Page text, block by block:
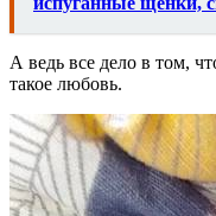
А ведь все дело в том,
такое любовь.